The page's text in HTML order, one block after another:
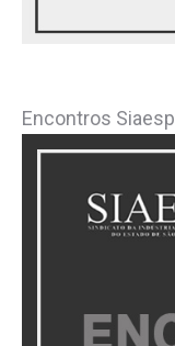
Encontros Siaesp